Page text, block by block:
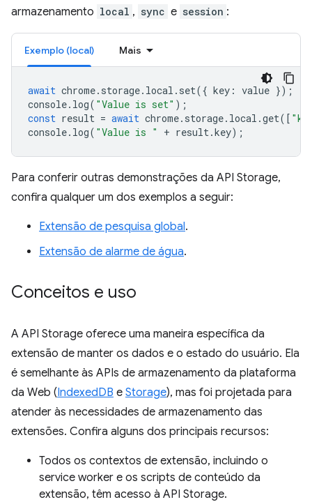
armazenamento local , sync e session :
Exemplo (local) Mais
await chrome. storage. local . set({ key : value });
console. log( "Value is set" );
const result = await chrome. storage. local .get([
console. log( "Value is " + result.key);
Para conferir outras demonstrações da API Storage,
confira qualquer um dos exemplos a seguir:
Extensão de pesquisa global.
Extensão de alarme de água.
Conceitos e uso
A API Storage oferece uma maneira específica da
extensão de manter os dados e o estado do usuário. Ela
é semelhante às APIs de armazenamento da plataforma
da Web (IndexedDB e Storage), mas foi projetada para
atender às necessidades de armazenamento das
extensões. Confira alguns dos principais recursos:
Todos os contextos de extensão, incluindo o
service worker e os scripts de conteúdo da
extensão, têm acesso à API Storage.